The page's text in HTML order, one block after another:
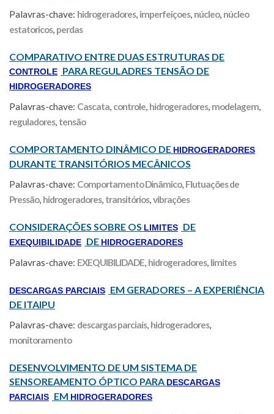
Palavras-chave: hidrogeradores, imperfeiçoes, núcleo, núcleo
estatoricos, perdas
COMPARATIVO ENTRE DUAS ESTRUTURAS DE
CONTROLE PARA REGULADRES TENSÃO DE
HIDROGERADORES
Palavras-chave: Cascata, controle, hidrogeradores, modelagem,
reguladores, tensão
COMPORTAMENTO DINÂMICO DE HIDROGERADORES
DURANTE TRANSITÓRIOS MECÂNICOS
Palavras-chave: Comportamento Dinâmico, Flutuações de
Pressão, hidrogeradores, transitórios,vibrações
CONSIDERAÇÕES SOBRE OS LIMITES DE
EXEQUIBILIDADE DE HIDROGERADORES
Palavras-chave: EXEQUIBILIDADE, hidrogeradores, limites
DESCARGAS PARCIAIS EM GERADORES – A EXPERIÊNCIA
DE ITAIPU
Palavras-chave: descargas parciais, hidrogeradores,
monitoramento
DESENVOLVIMENTO DE UM SISTEMA DE
SENSOREAMENTO ÓPTICO PARA DESCARGAS
PARCIAIS EM HIDROGERADORES